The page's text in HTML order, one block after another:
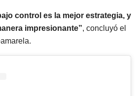
control es la mejor estrategia, y
impresionante”, concluyó el